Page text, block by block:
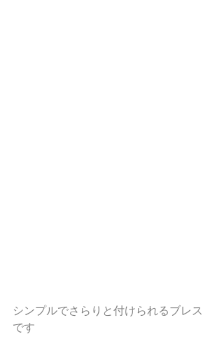
シンプルでさらりと付けられるブレス
です